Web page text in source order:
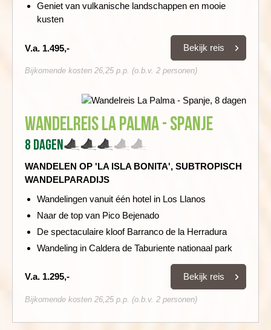
Geniet van vulkanische landschappen en mooie
kusten
V.a. 1.495,- Bekijk reis
Bijkomende kosten 26,25 p.p. (o.b.v. 2 personen)
Wandelreis La Palma - Spanje
8 dagen
WANDELEN OP 'LA ISLA BONITA', SUBTROPISCH
WANDELPARADIJS
Wandelingen vanuit één hotel in Los Llanos
Naar de top van Pico Bejenado
De spectaculaire kloof Barranco de la Herradura
Wandeling in Caldera de Taburiente nationaal park
V.a. 1.295,- Bekijk reis
Bijkomende kosten 26,25 p.p. (o.b.v. 2 personen)